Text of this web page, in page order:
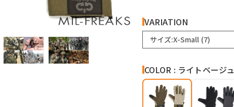
VARIATION
サイズ:X-Small (7)
COLOR : ライトベージュ